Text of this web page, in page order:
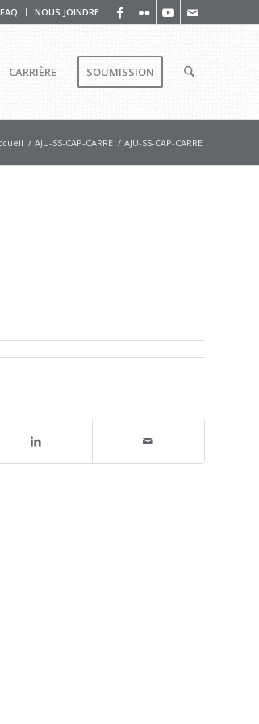
FAQ NOUS JOINDRE
CARRIÈRE SOUMISSION
/ AJU-SS-CAP-CARRE / AJU-SS-CAP-CARRE